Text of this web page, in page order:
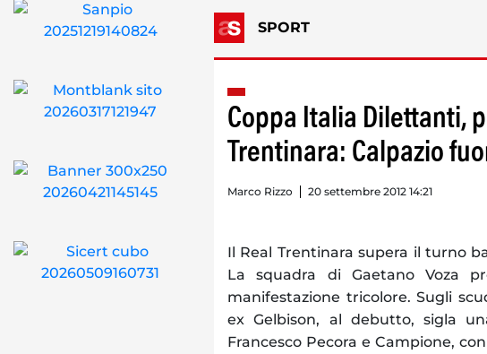
SPORT
Coppa Italia Dilettanti,
Trentinara: Calpazio
Marco Rizzo 20 settembre 2012 14:21
Il Real Trentinara supera il turno
La squadra di Gaetano Voza
manifestazione tricolore. Sugli
ex Gelbison, al debutto, sigla
Francesco Pecora e Campione,